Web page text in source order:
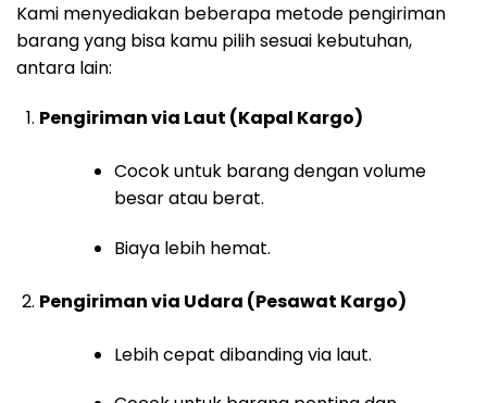
Kami menyediakan beberapa metode pengiriman
barang yang bisa kamu pilih sesuai kebutuhan,
antara lain:
Pengiriman via Laut (Kapal Kargo)
Cocok untuk barang dengan volume
besar atau berat.
Biaya lebih hemat.
Pengiriman via Udara (Pesawat Kargo)
Lebih cepat dibanding via laut.